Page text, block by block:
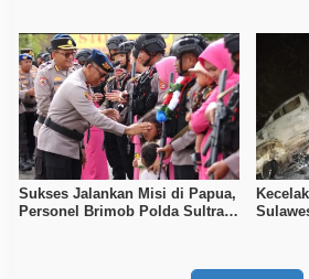
Sukses Jalankan Misi di Papua,
Personel Brimob Polda Sultra